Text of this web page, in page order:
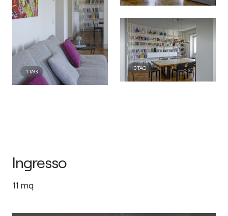
1TAG
3TAG
Ingresso
11 mq